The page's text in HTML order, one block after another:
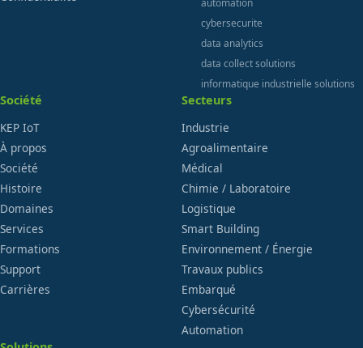
cybersecurite
data analytics
data collect solutions
informatique industrielle solutions
Société
KEP IoT
À propos
Société
Histoire
Domaines
Services
Formations
Support
Carrières
Secteurs
Industrie
Agroalimentaire
Médical
Chimie / Laboratoire
Logistique
Smart Building
Environnement / Énergie
Travaux publics
Embarqué
Cybersécurité
Automation